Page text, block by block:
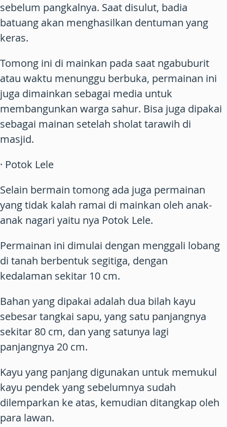
sebelum pangkalnya. Saat disulut, badia
batuang akan menghasilkan dentuman yang
keras.
Tomong ini di mainkan pada saat ngabuburit
atau waktu menunggu berbuka, permainan ini
juga dimainkan sebagai media untuk
membangunkan warga sahur. Bisa juga dipakai
sebagai mainan setelah sholat tarawih di
masjid.
· Potok Lele
Selain bermain tomong ada juga permainan
yang tidak kalah ramai di mainkan oleh anak-
anak nagari yaitu nya Potok Lele.
Permainan ini dimulai dengan menggali lobang
di tanah berbentuk segitiga, dengan
kedalaman sekitar 10 cm.
Bahan yang dipakai adalah dua bilah kayu
sebesar tangkai sapu, yang satu panjangnya
sekitar 80 cm, dan yang satunya lagi
panjangnya 20 cm.
Kayu yang panjang digunakan untuk memukul
kayu pendek yang sebelumnya sudah
dilemparkan ke atas, kemudian ditangkap oleh
para lawan.